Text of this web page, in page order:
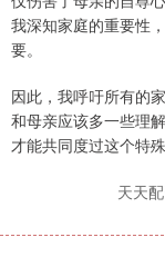
我深知家庭的重要性
要。
因此，我呼吁所有的
和母亲应该多一些理
才能共同度过这个特
天天